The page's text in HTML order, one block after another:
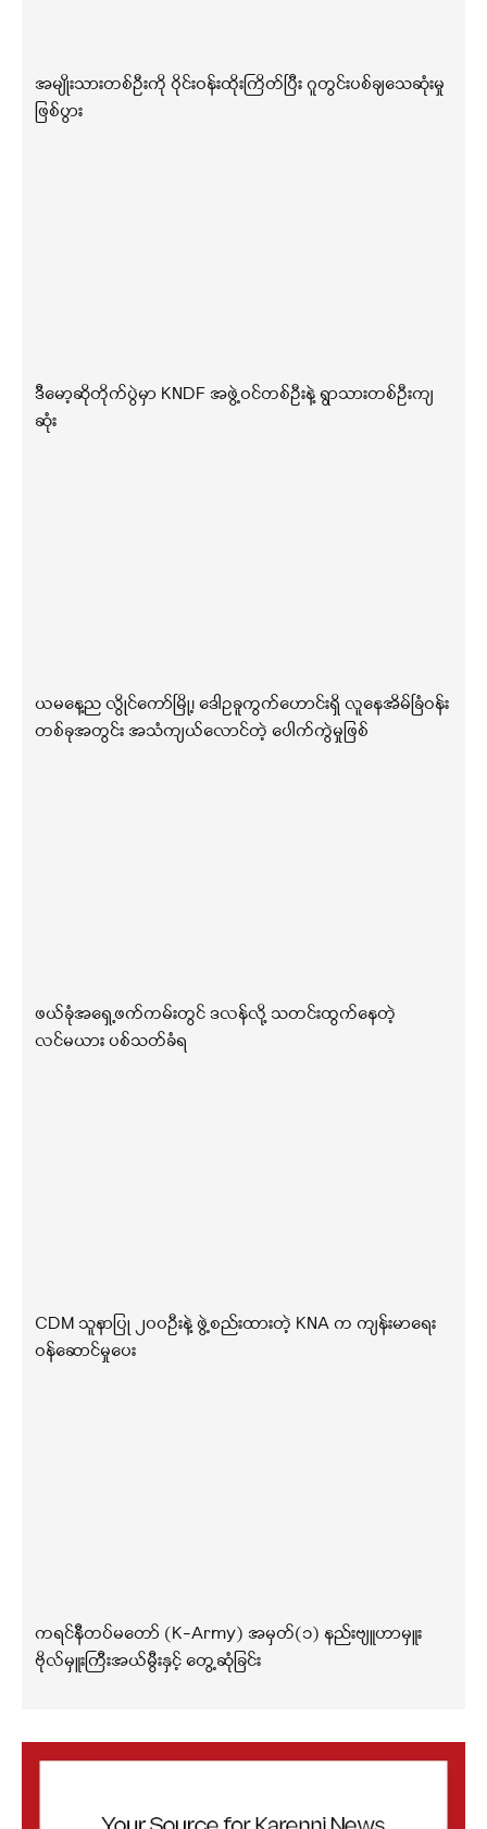
အမျိုးသားတစ်ဦးကို ဝိုင်းဝန်းထိုးကြိတ်ပြီး ဂူတွင်းပစ်ချသေဆုံးမှု
ဖြစ်ပွား
ဒီမော့ဆိုတိုက်ပွဲမှာ KNDF အဖွဲ့ဝင်တစ်ဦးနဲ့ ရွာသားတစ်ဦးကျ
ဆုံး
ယမနေ့ည လွိုင်ကော်မြို့၊ ဒေါဥခူကွက်ဟောင်းရှိ လူနေအိမ်ခြံဝန်း
တစ်ခုအတွင်း အသံကျယ်လောင်တဲ့ ပေါက်ကွဲမှုဖြစ်
ဖယ်ခုံအရှေ့ဖက်ကမ်းတွင် ဒလန်လို့ သတင်းထွက်နေတဲ့
လင်မယား ပစ်သတ်ခံရ
CDM သူနာပြု ၂၀၀ဦးနဲ့ ဖွဲ့စည်းထားတဲ့ KNA က ကျန်းမာရေး
ဝန်ဆောင်မှုပေး
ကရင်နီတပ်မတော် (K-Army) အမှတ်(၁) နည်းဗျူဟာမှူး
ဗိုလ်မှူးကြီးအယ်မွီးနှင့် တွေ့ဆုံခြင်း